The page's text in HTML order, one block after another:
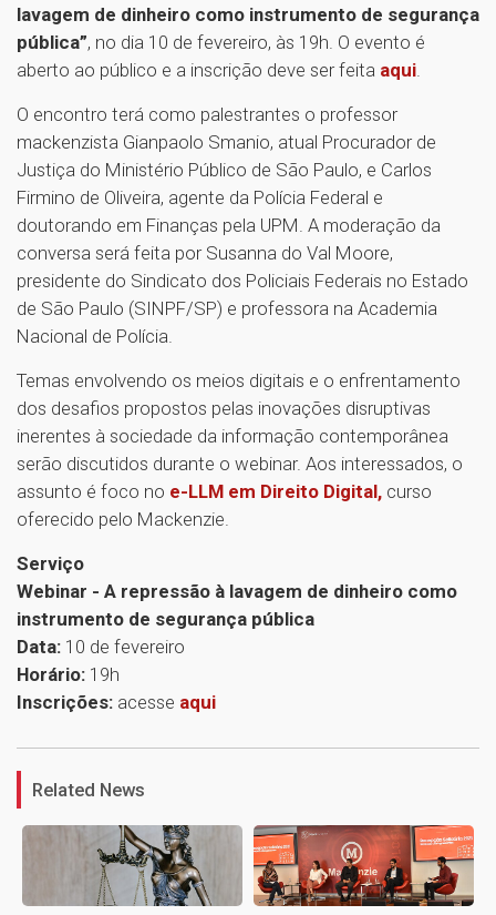
lavagem de dinheiro como instrumento de segurança
pública”, no dia 10 de fevereiro, às 19h. O evento é
aberto ao público e a inscrição deve ser feita aqui.
O encontro terá como palestrantes o professor
mackenzista Gianpaolo Smanio, atual Procurador de
Justiça do Ministério Público de São Paulo, e Carlos
Firmino de Oliveira, agente da Polícia Federal e
doutorando em Finanças pela UPM. A moderação da
conversa será feita por Susanna do Val Moore,
presidente do Sindicato dos Policiais Federais no Estado
de São Paulo (SINPF/SP) e professora na Academia
Nacional de Polícia.
Temas envolvendo os meios digitais e o enfrentamento
dos desafios propostos pelas inovações disruptivas
inerentes à sociedade da informação contemporânea
serão discutidos durante o webinar. Aos interessados, o
assunto é foco no e-LLM em Direito Digital, curso
oferecido pelo Mackenzie.
Serviço
Webinar - A repressão à lavagem de dinheiro como
instrumento de segurança pública
Data: 10 de fevereiro
Horário: 19h
Inscrições: acesse aqui
Related News